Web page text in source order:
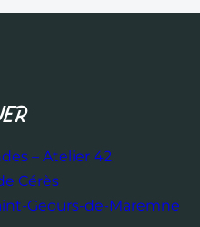
– Atelier 42
Cérès
Geours-de-Maremne